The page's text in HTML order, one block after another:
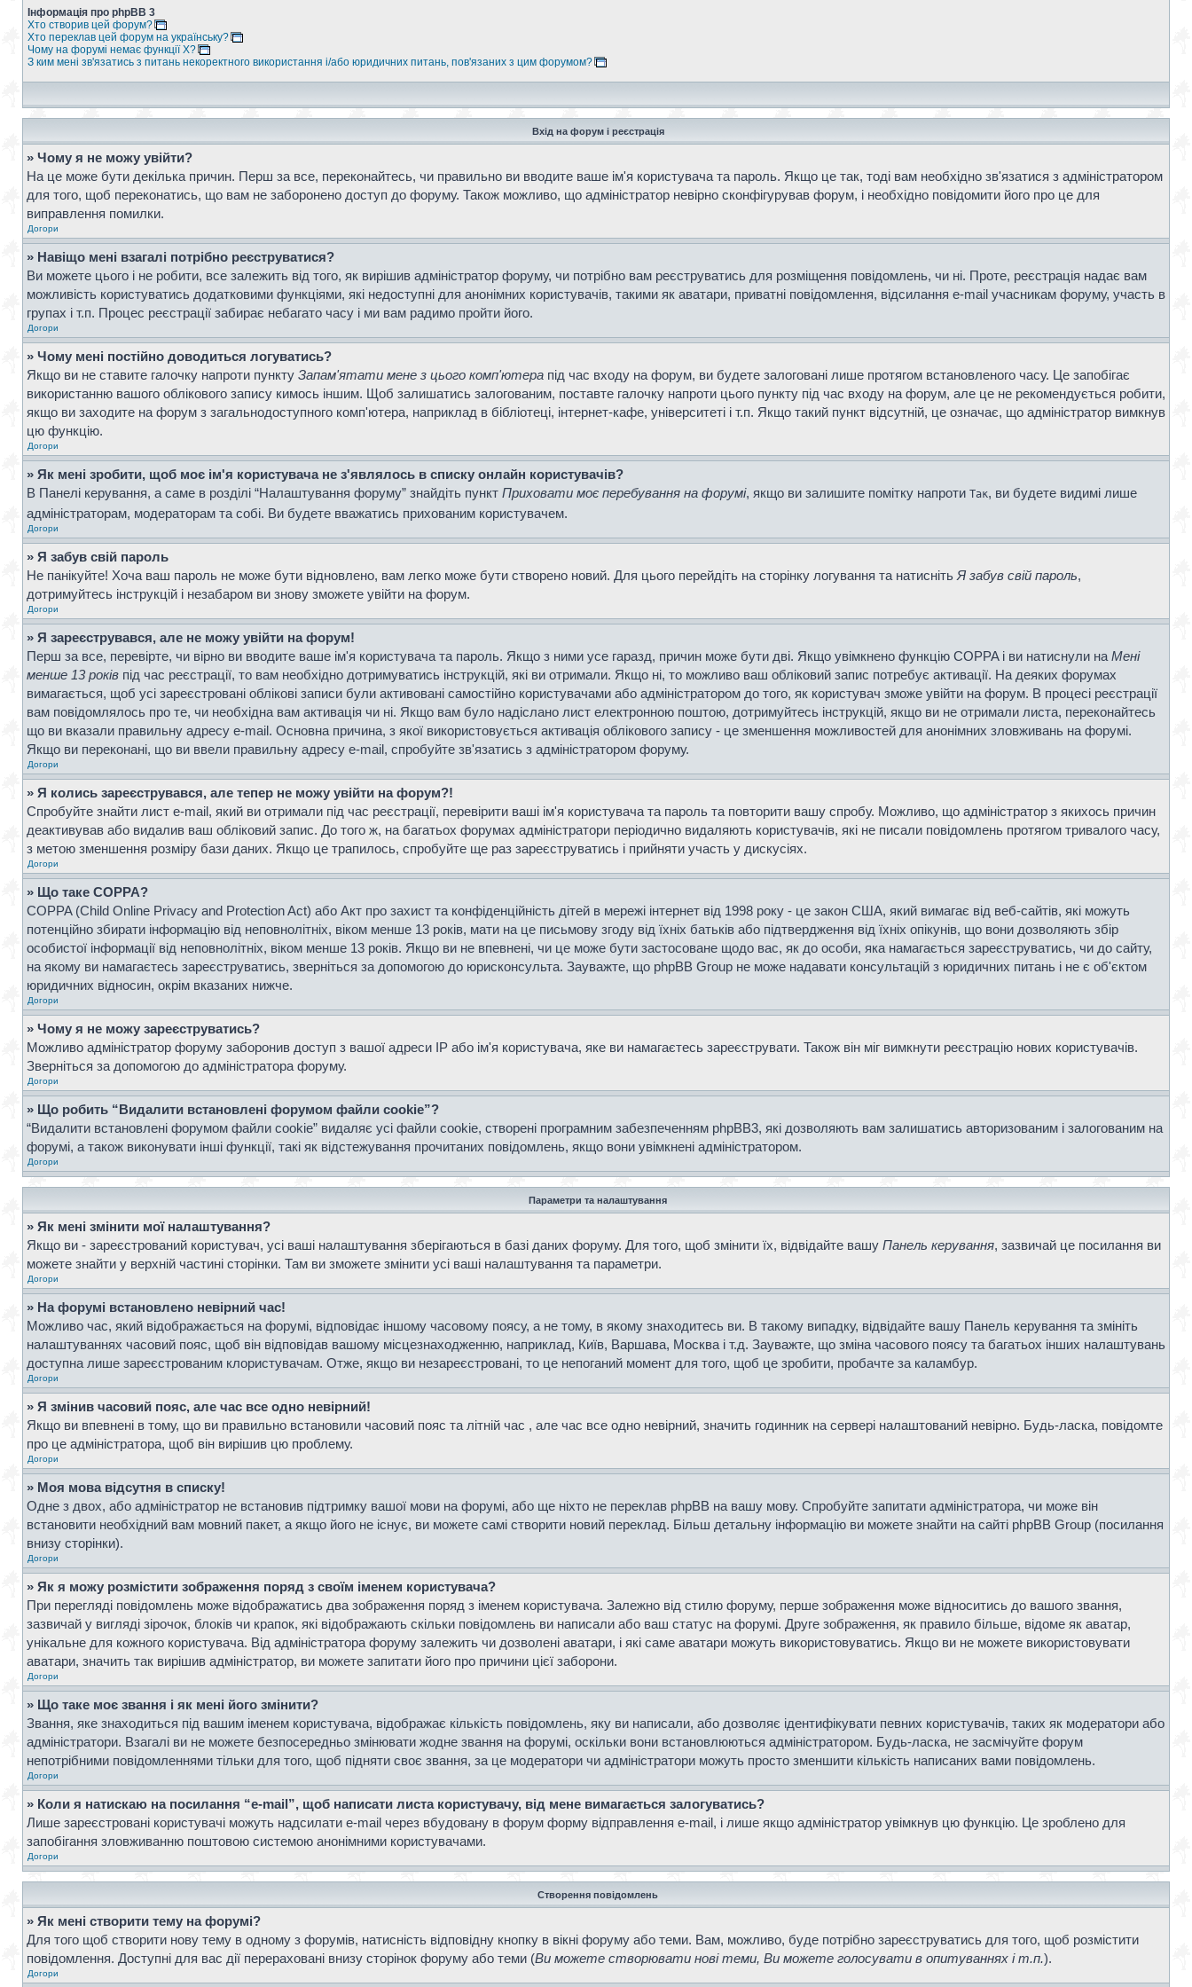
Інформація про phpBB 3
Хто створив цей форум?
Хто переклав цей форум на українську?
Чому на форумі немає функції X?
З ким мені зв'язатись з питань некоректного використання і/або юридичних питань, пов'язаних з цим форумом?
Вхід на форум і реєстрація
» Чому я не можу увійти?
На це може бути декілька причин. Перш за все, переконайтесь, чи правильно ви вводите ваше ім'я користувача та пароль. Якщо це так, тоді вам необхідно зв'язатися з адміністратором
для того, щоб переконатись, що вам не заборонено доступ до форуму. Також можливо, що адміністратор невірно сконфігурував форум, і необхідно повідомити його про це для
виправлення помилки.
Догори
» Навіщо мені взагалі потрібно реєструватися?
Ви можете цього і не робити, все залежить від того, як вирішив адміністратор форуму, чи потрібно вам реєструватись для розміщення повідомлень, чи ні. Проте, реєстрація надає вам
можливість користуватись додатковими функціями, які недоступні для анонімних користувачів, такими як аватари, приватні повідомлення, відсилання e-mail учасникам форуму, участь в
групах і т.п. Процес реєстрації забирає небагато часу і ми вам радимо пройти його.
Догори
» Чому мені постійно доводиться логуватись?
Якщо ви не ставите галочку напроти пункту Запам'ятати мене з цього комп'ютера під час входу на форум, ви будете залоговані лише протягом встановленого часу. Це запобігає
використанню вашого облікового запису кимось іншим. Щоб залишатись залогованим, поставте галочку напроти цього пункту під час входу на форум, але це не рекомендується робити,
якщо ви заходите на форум з загальнодоступного комп'ютера, наприклад в бібліотеці, інтернет-кафе, університеті і т.п. Якщо такий пункт відсутній, це означає, що адміністратор вимкнув
цю функцію.
Догори
» Як мені зробити, щоб моє ім'я користувача не з'являлось в списку онлайн користувачів?
В Панелі керування, а саме в розділі “Налаштування форуму” знайдіть пункт Приховати моє перебування на форумі, якщо ви залишите помітку напроти Так, ви будете видимі лише
адміністраторам, модераторам та собі. Ви будете вважатись прихованим користувачем.
Догори
» Я забув свій пароль
Не панікуйте! Хоча ваш пароль не може бути відновлено, вам легко може бути створено новий. Для цього перейдіть на сторінку логування та натисніть Я забув свій пароль,
дотримуйтесь інструкцій і незабаром ви знову зможете увійти на форум.
Догори
» Я зареєструвався, але не можу увійти на форум!
Перш за все, перевірте, чи вірно ви вводите ваше ім'я користувача та пароль. Якщо з ними усе гаразд, причин може бути дві. Якщо увімкнено функцію COPPA і ви натиснули на Мені
менше 13 років під час реєстрації, то вам необхідно дотримуватись інструкцій, які ви отримали. Якщо ні, то можливо ваш обліковий запис потребує активації. На деяких форумах
вимагається, щоб усі зареєстровані облікові записи були активовані самостійно користувачами або адміністратором до того, як користувач зможе увійти на форум. В процесі реєстрації
вам повідомлялось про те, чи необхідна вам активація чи ні. Якщо вам було надіслано лист електронною поштою, дотримуйтесь інструкцій, якщо ви не отримали листа, переконайтесь
що ви вказали правильну адресу e-mail. Основна причина, з якої використовується активація облікового запису - це зменшення можливостей для анонімних зловживань на форумі.
Якщо ви переконані, що ви ввели правильну адресу e-mail, спробуйте зв'язатись з адміністратором форуму.
Догори
» Я колись зареєструвався, але тепер не можу увійти на форум?!
Спробуйте знайти лист e-mail, який ви отримали під час реєстрації, перевірити ваші ім'я користувача та пароль та повторити вашу спробу. Можливо, що адміністратор з якихось причин
деактивував або видалив ваш обліковий запис. До того ж, на багатьох форумах адміністратори періодично видаляють користувачів, які не писали повідомлень протягом тривалого часу,
з метою зменшення розміру бази даних. Якщо це трапилось, спробуйте ще раз зареєструватись і прийняти участь у дискусіях.
Догори
» Що таке COPPA?
COPPA (Child Online Privacy and Protection Act) або Акт про захист та конфіденційність дітей в мережі інтернет від 1998 року - це закон США, який вимагає від веб-сайтів, які можуть
потенційно збирати інформацію від неповнолітніх, віком менше 13 років, мати на це письмову згоду від їхніх батьків або підтвердження від їхніх опікунів, що вони дозволяють збір
особистої інформації від неповнолітніх, віком менше 13 років. Якщо ви не впевнені, чи це може бути застосоване щодо вас, як до особи, яка намагається зареєструватись, чи до сайту,
на якому ви намагаєтесь зареєструватись, зверніться за допомогою до юрисконсульта. Зауважте, що phpBB Group не може надавати консультацій з юридичних питань і не є об'єктом
юридичних відносин, окрім вказаних нижче.
Догори
» Чому я не можу зареєструватись?
Можливо адміністратор форуму заборонив доступ з вашої адреси IP або ім'я користувача, яке ви намагаєтесь зареєструвати. Також він міг вимкнути реєстрацію нових користувачів.
Зверніться за допомогою до адміністратора форуму.
Догори
» Що робить “Видалити встановлені форумом файли cookie”?
“Видалити встановлені форумом файли cookie” видаляє усі файли cookie, створені програмним забезпеченням phpBB3, які дозволяють вам залишатись авторизованим і залогованим на
форумі, а також виконувати інші функції, такі як відстежування прочитаних повідомлень, якщо вони увімкнені адміністратором.
Догори
Параметри та налаштування
» Як мені змінити мої налаштування?
Якщо ви - зареєстрований користувач, усі ваші налаштування зберігаються в базі даних форуму. Для того, щоб змінити їх, відвідайте вашу Панель керування, зазвичай це посилання ви
можете знайти у верхній частині сторінки. Там ви зможете змінити усі ваші налаштування та параметри.
Догори
» На форумі встановлено невірний час!
Можливо час, який відображається на форумі, відповідає іншому часовому поясу, а не тому, в якому знаходитесь ви. В такому випадку, відвідайте вашу Панель керування та змініть
налаштуваннях часовий пояс, щоб він відповідав вашому місцезнаходженню, наприклад, Київ, Варшава, Москва і т.д. Зауважте, що зміна часового поясу та багатьох інших налаштувань
доступна лише зареєстрованим клористувачам. Отже, якщо ви незареєстровані, то це непоганий момент для того, щоб це зробити, пробачте за каламбур.
Догори
» Я змінив часовий пояс, але час все одно невірний!
Якщо ви впевнені в тому, що ви правильно встановили часовий пояс та літній час , але час все одно невірний, значить годинник на сервері налаштований невірно. Будь-ласка, повідомте
про це адміністратора, щоб він вирішив цю проблему.
Догори
» Моя мова відсутня в списку!
Одне з двох, або адміністратор не встановив підтримку вашої мови на форумі, або ще ніхто не переклав phpBB на вашу мову. Спробуйте запитати адміністратора, чи може він
встановити необхідний вам мовний пакет, а якщо його не існує, ви можете самі створити новий переклад. Більш детальну інформацію ви можете знайти на сайті phpBB Group (посилання
внизу сторінки).
Догори
» Як я можу розмістити зображення поряд з своїм іменем користувача?
При перегляді повідомлень може відображатись два зображення поряд з іменем користувача. Залежно від стилю форуму, перше зображення може відноситись до вашого звання,
зазвичай у вигляді зірочок, блоків чи крапок, які відображають скільки повідомлень ви написали або ваш статус на форумі. Друге зображення, як правило більше, відоме як аватар,
унікальне для кожного користувача. Від адміністратора форуму залежить чи дозволені аватари, і які саме аватари можуть використовуватись. Якщо ви не можете використовувати
аватари, значить так вирішив адміністратор, ви можете запитати його про причини цієї заборони.
Догори
» Що таке моє звання і як мені його змінити?
Звання, яке знаходиться під вашим іменем користувача, відображає кількість повідомлень, яку ви написали, або дозволяє ідентифікувати певних користувачів, таких як модератори або
адміністратори. Взагалі ви не можете безпосередньо змінювати жодне звання на форумі, оскільки вони встановлюються адміністратором. Будь-ласка, не засмічуйте форум
непотрібними повідомленнями тільки для того, щоб підняти своє звання, за це модератори чи адміністратори можуть просто зменшити кількість написаних вами повідомлень.
Догори
» Коли я натискаю на посилання “e-mail”, щоб написати листа користувачу, від мене вимагається залогуватись?
Лише зареєстровані користувачі можуть надсилати e-mail через вбудовану в форум форму відправлення e-mail, і лише якщо адміністратор увімкнув цю функцію. Це зроблено для
запобігання зловживанню поштовою системою анонімними користувачами.
Догори
Створення повідомлень
» Як мені створити тему на форумі?
Для того щоб створити нову тему в одному з форумів, натисність відповідну кнопку в вікні форуму або теми. Вам, можливо, буде потрібно зареєструватись для того, щоб розмістити
повідомлення. Доступні для вас дії перераховані внизу сторінок форуму або теми (Ви можете створювати нові теми, Ви можете голосувати в опитуваннях і т.п.).
Догори